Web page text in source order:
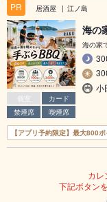
PR 居酒屋 江ノ島
個室
カード
禁煙席
喫煙席
海の
海の家
小
【アプリ予約限定】最大800
カレ
下記ボタン